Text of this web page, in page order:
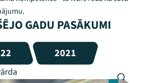
GADU PASĀKUMI
2021